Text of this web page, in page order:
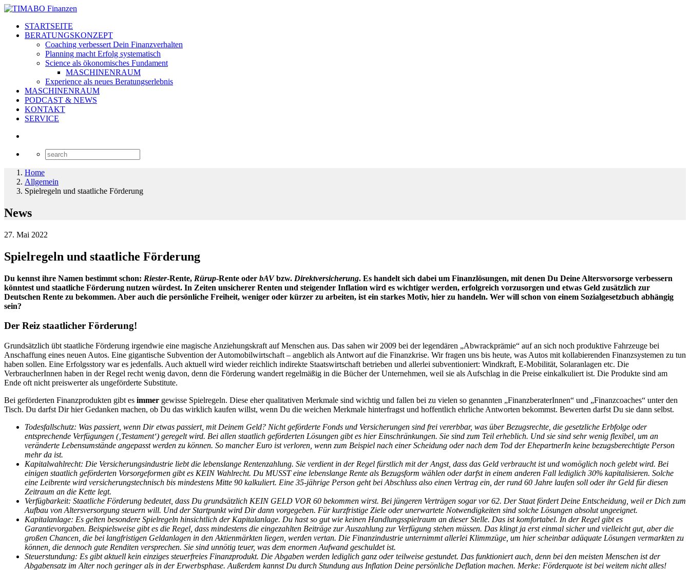
STARTSEITE
BERATUNGSKONZEPT
Coaching verbessert Dein Finanzverhalten
Planning macht Erfolg systematisch
Science als ökonomisches Fundament
MASCHINENRAUM
Experience als neues Beratungserlebnis
MASCHINENRAUM
PODCAST & NEWS
KONTAKT
SERVICE
Home
Allgemein
Spielregeln und staatliche Förderung
News
27. Mai 2022
Spielregeln und staatliche Förderung
Du kennst ihre Namen bestimmt schon: Riester-Rente, Rürup-Rente oder bAVbzw. Direktversicherung. Es handelt sich dabei um Finanzlösungen, mit denen Du Deine Altersvorsorge verbessern
könntest und staatliche Förderung nutzen würdest. In Zeiten unsicherer Renten und steigender Inflation wird es wichtiger werden, erfolgreich vorzusorgen und etwas Geld zusätzlich zur
Deutschen Rente zu bekommen. Aber auch die persönliche Freiheit, weniger oder kürzer zu arbeiten, ist ein starkes Motiv, hier zu handeln. Wer will schon von einem Sozialgesetzbuch abhängig
sein?
Der Reiz staatlicher Förderung!
Grundsätzlich übt staatliche Förderung irgendwie eine magische Anziehungskraft auf Menschen aus. Das sahen wir 2009 bei der legendären „Abwrackprämie“ auf an sich noch produktive Fahrzeuge bei
Anschaffung eines neuen Autos. Eine gigantische Subvention der Automobilwirtschaft – angeblich als Antwort auf die Finanzkrise. Wir fragen uns bis heute, was Autos mit kollabierenden Finanzsystemen zu tun
haben sollen. Eine Erfolgsstory war es jedenfalls. Auch aktuell wird wieder reichlich indirekte Staatswirtschaft betrieben und allerlei subventioniert: Windkraft, E-Mobilität, Solaranlagen etc. Die
VerbraucherInnen haben in der Regel recht wenig davon, denn die Förderung wandert regelmäßig in die Bücher der Unternehmen, weil sie als Aufschlag in die Preise einkalkuliert ist. Die Produkte sind am
Ende oft nicht preiswerter als ungeförderte Substitute.
Bei geförderten Finanzprodukten gibt es immer gewisse Spielregeln. Diese eher qualitativen Merkmale sind wichtig und fallen bei zu vielen so genannten „FinanzberaterInnen“ und „Finanzcoaches“ unter den
Tisch. Du darfst Dir hier Gedanken machen, ob Du das wirklich kaufen willst, wenn Du die weichen Merkmale hinterfragst und hoffentlich ehrliche Antworten bekommst. Bewerten darfst Du sie dann selbst.
Todesfallschutz: Was passiert, wenn Dir etwas passiert, mit Deinem Geld? Nicht geförderte Fonds und Versicherungen sind frei vererbbar, was über Bezugsrechte, die gesetzliche Erbfolge oder
entsprechende Verfügungen (‚Testament‘) geregelt wird. Bei allen staatlich geförderten Lösungen gibt es hier Einschränkungen. Sie sind zum Teil erheblich. Und sie sind sehr wenig flexibel, um an
veränderte Lebensumstände angepasst werden zu können. So mancher Euro ist verloren, wenn zum Beispiel nach einer Scheidung oder nach dem Tod der EhepartnerIn keine bezugsberechtigte Person
mehr da ist.
Kapitalwahlrecht: Die Versicherungsindustrie liebt die lebenslange Rentenzahlung. Sie verdient in der Regel fürstlich mit der Angst, dass das Geld verbraucht ist und womöglich noch gelebt wird. Bei
einigen staatlich geförderten Vorsorgeformen gibt es KEIN Wahlrecht. Du MUSST eine lebenslange Rente als Bezugsform wählen oder darfst in einem anderen Fall lediglich 30% kapitalisieren. Solche
eine Leibrente wird versicherungstechnisch bis mindestens Mitte 90 kalkuliert. Eine 35-jährige Person geht bei Abschluss also einen Vertrag ein, der rund 60 Jahre laufen soll oder ihr Geld für diesen
Zeitraum an die Kette legt.
Verfügbarkeit: Staatliche Förderung bedeutet, dass Du grundsätzlich KEIN GELD VOR 60 bekommen wirst. Bei jüngeren Verträgen sogar vor 62. Der Staat fördert Deine Entscheidung, weil er Dich zum
Aufbau von Altersversorgung steuern will. Und der Startpunkt wird Dir dann vorgegeben. Für kurzfristige Ziele oder unerwartete Notwendigkeiten sind solche Lösungen absolut ungeeignet.
Kapitalanlage: Es gelten besondere Spielregeln hinsichtlich der Kapitalanlage. Du hast so gut wie keinen Handlungsspielraum an dieser Stelle. Das ist komfortabel. In der Regel gibt es
Garantievorgaben. Beispielsweise gibt es die Regel, dass mindestens die eingezahlten Beiträge zur Auszahlung zur Verfügung stehen müssen. Das klingt ja erst einmal sicher und vielleicht gut, aber die
großen Chancen, die bei langfristigen Geldanlagen in den Aktienmärkten liegen, werden vertan. Die Finanzindustrie unternimmt allerlei Klimmzüge, um hier scheinbar adäquate Lösungen vermarkten zu
können, die dennoch gute Renditen versprechen. Sie sind unnötig teuer, was dem enormen Aufwand geschuldet ist.
Steuerstundung: Es gibt aktuell kein einziges steuerfreies Finanzprodukt. Die Abgaben werden lediglich ganz oder teilweise gestundet. Das funktioniert auch, denn bei den meisten Menschen ist der
Abgabensatz im Alter noch geringer als in der Erwerbsphase. Außerdem kannst Du durch Stundung aus Inflation Deine persönliche Deflation machen. Merke: Förderquote ist bei weitem nicht alles!